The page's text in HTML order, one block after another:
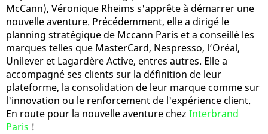
McCann), Véronique Rheims s'apprête à démarrer une
nouvelle aventure. Précédemment, elle a dirigé le
planning stratégique de Mccann Paris et a conseillé les
marques telles que MasterCard, Nespresso, l’Oréal,
Unilever et Lagardère Active, entres autres. Elle a
accompagné ses clients sur la définition de leur
plateforme, la consolidation de leur marque comme sur
l'innovation ou le renforcement de l'expérience client.
En route pour la nouvelle aventure chez Interbrand
Paris !